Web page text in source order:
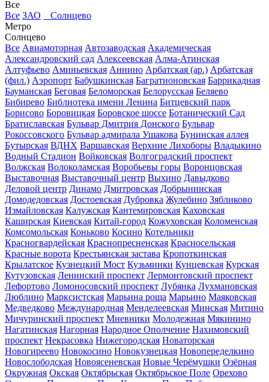
Все
Все ЗАО
Солнцево
Метро
Солнцево
Все Авиамоторная Автозаводская Академическая
Александровский сад Алексеевская Алма-Атинская
Алтуфьево Аминьевская Аннино Арбатская (ар.) Арбатская
(фил.) Аэропорт Бабушкинская Багратионовская Баррикадная
Бауманская Беговая Беломорская Белорусская Беляево
Бибирево Библиотека имени Ленина Битцевский парк
Борисово Боровицкая Боровское шоссе Ботанический Сад
Братиславская Бульвар Дмитрия Донского Бульвар
Рокоссовского Бульвар адмирала Ушакова Бунинская аллея
Бутырская ВДНХ Варшавская Верхние Лихоборы Владыкино
Водный Стадион Войковская Волгоградский проспект
Волжская Волоколамская Воробьевы горы Воронцовская
Выставочная Выставочный центр Выхино Давыдково
Деловой центр Динамо Дмитровская Добрынинская
Домодедовская Достоевская Дубровка Жулебино Зябликово
Измайловская Калужская Кантемировская Каховская
Каширская Киевская Китай-город Кожуховская Коломенская
Комсомольская Коньково Косино Котельники
Красногвардейская Краснопресненская Красносельская
Красные ворота Крестьянская застава Кропоткинская
Крылатское Кузнецкий Мост Кузьминки Кунцевская Курская
Кутузовская Ленинский проспект Лермонтовский проспект
Лефортово Ломоносовский проспект Лубянка Лухмановская
Люблино Марксистская Марьина роща Марьино Маяковская
Медведково Международная Менделеевская Минская Митино
Мичуринский проспект Мневники Молодежная Мякинино
Нагатинская Нагорная Народное Ополчение Нахимовский
проспект Некрасовка Нижегородская Новаторская
Новогиреево Новокосино Новокузнецкая Новопеределкино
Новослободская Новоясеневская Новые Черёмушки Озёрная
Окружная Окская Октябрьская Октябрьское Поле Орехово